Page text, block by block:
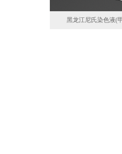
黑龙江尼氏染色液(